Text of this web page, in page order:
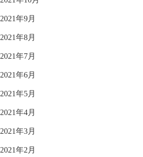
2021年9月
2021年8月
2021年7月
2021年6月
2021年5月
2021年4月
2021年3月
2021年2月